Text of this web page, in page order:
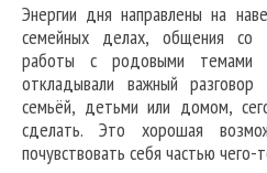
Энергии дня направлены на
семейных делах, общения со
работы с родовыми темами
откладывали важный
семьёй, детьми или домом,
сделать. Это хорошая
почувствовать себя частью чего-